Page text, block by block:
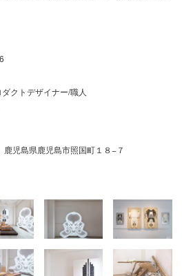
クトデザイナー/職人
児島県鹿児島市照国町１８−７